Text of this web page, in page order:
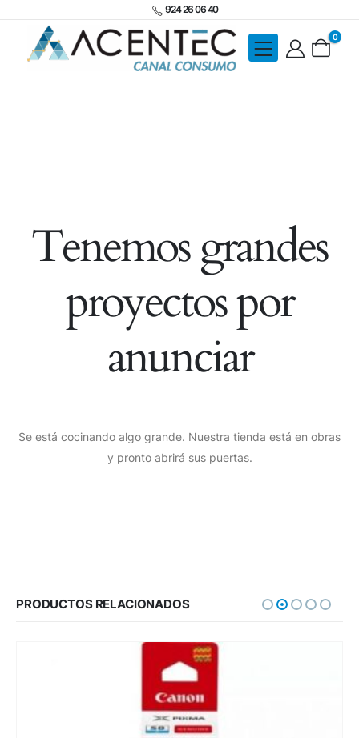
924 26 06 40
0
Tenemos grandes
proyectos por
anunciar
Se está cocinando algo grande. Nuestra tienda está en obras
y pronto abrirá sus puertas.
PRODUCTOS RELACIONADOS